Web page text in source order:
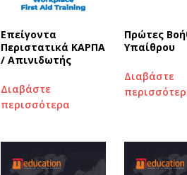
Επείγοντα
Περιστατικά ΚΑΡΠΑ
/ Απινιδωτής
Διαβάστε
περισσότερα
Πρώτες
Υπαίθρου
Διαβάστε